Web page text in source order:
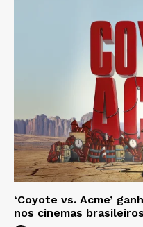
‘Coyote vs. Acme’
nos cinemas